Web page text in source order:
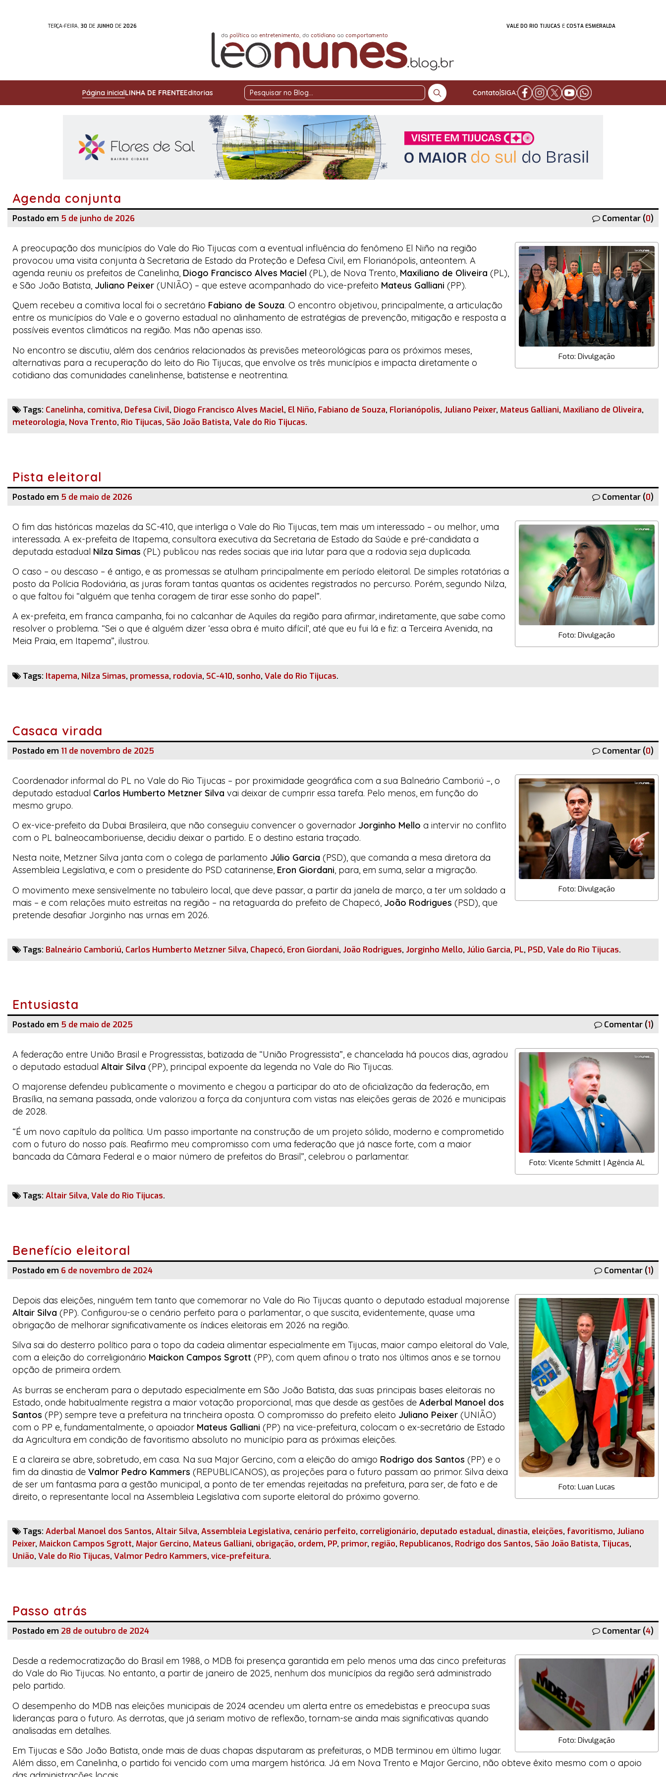
TERÇA-FEIRA, 30 DE JUNHO DE 2026 VALE DO RIO TIJUCAS E COSTA ESMERALDA
Página inicialLINHA DE FRENTEEditorias
Pesquisar
Blog
Contato SIGA:
Agenda conjunta
Postado em 5 de junho de 2026 Comentar (0)
Foto: Divulgação
A preocupação dos municípios do Vale do Rio Tijucas com a eventual influência do fenômeno El Niño na região
provocou uma visita conjunta à Secretaria de Estado da Proteção e Defesa Civil, em Florianópolis, anteontem. A
agenda reuniu os prefeitos de Canelinha, Diogo Francisco Alves Maciel (PL), de Nova Trento, Maxiliano de Oliveira (PL),
e São João Batista, Juliano Peixer (UNIÃO) – que esteve acompanhado do vice-prefeito Mateus Galliani (PP).
Quem recebeu a comitiva local foi o secretário Fabiano de Souza. O encontro objetivou, principalmente, a articulação
entre os municípios do Vale e o governo estadual no alinhamento de estratégias de prevenção, mitigação e resposta a
possíveis eventos climáticos na região. Mas não apenas isso.
No encontro se discutiu, além dos cenários relacionados às previsões meteorológicas para os próximos meses,
alternativas para a recuperação do leito do Rio Tijucas, que envolve os três municípios e impacta diretamente o
cotidiano das comunidades canelinhense, batistense e neotrentina.
Tags: Canelinha, comitiva, Defesa Civil, Diogo Francisco Alves Maciel, El Niño, Fabiano de Souza, Florianópolis, Juliano Peixer, Mateus Galliani, Maxiliano de Oliveira,
meteorologia, Nova Trento, Rio Tijucas, São João Batista, Vale do Rio Tijucas.
Pista eleitoral
Postado em 5 de maio de 2026 Comentar (0)
Foto: Divulgação
O fim das históricas mazelas da SC-410, que interliga o Vale do Rio Tijucas, tem mais um interessado – ou melhor, uma
interessada. A ex-prefeita de Itapema, consultora executiva da Secretaria de Estado da Saúde e pré-candidata a
deputada estadual Nilza Simas (PL) publicou nas redes sociais que iria lutar para que a rodovia seja duplicada.
O caso – ou descaso – é antigo, e as promessas se atulham principalmente em período eleitoral. De simples rotatórias a
posto da Polícia Rodoviária, as juras foram tantas quantas os acidentes registrados no percurso. Porém, segundo Nilza,
o que faltou foi “alguém que tenha coragem de tirar esse sonho do papel”.
A ex-prefeita, em franca campanha, foi no calcanhar de Aquiles da região para afirmar, indiretamente, que sabe como
resolver o problema. “Sei o que é alguém dizer ‘essa obra é muito difícil’, até que eu fui lá e fiz: a Terceira Avenida, na
Meia Praia, em Itapema”, ilustrou.
Tags: Itapema, Nilza Simas, promessa, rodovia, SC-410, sonho, Vale do Rio Tijucas.
Casaca virada
Postado em 11 de novembro de 2025 Comentar (0)
Foto: Divulgação
Coordenador informal do PL no Vale do Rio Tijucas – por proximidade geográfica com a sua Balneário Camboriú –, o
deputado estadual Carlos Humberto Metzner Silva vai deixar de cumprir essa tarefa. Pelo menos, em função do
mesmo grupo.
O ex-vice-prefeito da Dubai Brasileira, que não conseguiu convencer o governador Jorginho Mello a intervir no conflito
com o PL balneocamboriuense, decidiu deixar o partido. E o destino estaria traçado.
Nesta noite, Metzner Silva janta com o colega de parlamento Júlio Garcia (PSD), que comanda a mesa diretora da
Assembleia Legislativa, e com o presidente do PSD catarinense, Eron Giordani, para, em suma, selar a migração.
O movimento mexe sensivelmente no tabuleiro local, que deve passar, a partir da janela de março, a ter um soldado a
mais – e com relações muito estreitas na região – na retaguarda do prefeito de Chapecó, João Rodrigues (PSD), que
pretende desafiar Jorginho nas urnas em 2026.
Tags: Balneário Camboriú, Carlos Humberto Metzner Silva, Chapecó, Eron Giordani, João Rodrigues, Jorginho Mello, Júlio Garcia, PL, PSD, Vale do Rio Tijucas.
Entusiasta
Postado em 5 de maio de 2025 Comentar (1)
Foto: Vicente Schmitt | Agência AL
A federação entre União Brasil e Progressistas, batizada de “União Progressista”, e chancelada há poucos dias, agradou
o deputado estadual Altair Silva (PP), principal expoente da legenda no Vale do Rio Tijucas.
O majorense defendeu publicamente o movimento e chegou a participar do ato de oficialização da federação, em
Brasília, na semana passada, onde valorizou a força da conjuntura com vistas nas eleições gerais de 2026 e municipais
de 2028.
“É um novo capítulo da política. Um passo importante na construção de um projeto sólido, moderno e comprometido
com o futuro do nosso país. Reafirmo meu compromisso com uma federação que já nasce forte, com a maior
bancada da Câmara Federal e o maior número de prefeitos do Brasil”, celebrou o parlamentar.
Tags: Altair Silva, Vale do Rio Tijucas.
Benefício eleitoral
Postado em 6 de novembro de 2024 Comentar (1)
Foto: Luan Lucas
Depois das eleições, ninguém tem tanto que comemorar no Vale do Rio Tijucas quanto o deputado estadual majorense
Altair Silva (PP). Configurou-se o cenário perfeito para o parlamentar, o que suscita, evidentemente, quase uma
obrigação de melhorar significativamente os índices eleitorais em 2026 na região.
Silva sai do desterro político para o topo da cadeia alimentar especialmente em Tijucas, maior campo eleitoral do Vale,
com a eleição do correligionário Maickon Campos Sgrott (PP), com quem afinou o trato nos últimos anos e se tornou
opção de primeira ordem.
As burras se encheram para o deputado especialmente em São João Batista, das suas principais bases eleitorais no
Estado, onde habitualmente registra a maior votação proporcional, mas que desde as gestões de Aderbal Manoel dos
Santos (PP) sempre teve a prefeitura na trincheira oposta. O compromisso do prefeito eleito Juliano Peixer (UNIÃO)
com o PP e, fundamentalmente, o apoiador Mateus Galliani (PP) na vice-prefeitura, colocam o ex-secretário de Estado
da Agricultura em condição de favoritismo absoluto no município para as próximas eleições.
E a clareira se abre, sobretudo, em casa. Na sua Major Gercino, com a eleição do amigo Rodrigo dos Santos (PP) e o
fim da dinastia de Valmor Pedro Kammers (REPUBLICANOS), as projeções para o futuro passam ao primor. Silva deixa
de ser um fantasma para a gestão municipal, a ponto de ter emendas rejeitadas na prefeitura, para ser, de fato e de
direito, o representante local na Assembleia Legislativa com suporte eleitoral do próximo governo.
Tags: Aderbal Manoel dos Santos, Altair Silva, Assembleia Legislativa, cenário perfeito, correligionário, deputado estadual, dinastia, eleições, favoritismo, Juliano
Peixer, Maickon Campos Sgrott, Major Gercino, Mateus Galliani, obrigação, ordem, PP, primor, região, Republicanos, Rodrigo dos Santos, São João Batista, Tijucas,
União, Vale do Rio Tijucas, Valmor Pedro Kammers, vice-prefeitura.
Passo atrás
Postado em 28 de outubro de 2024 Comentar (4)
Foto: Divulgação
Desde a redemocratização do Brasil em 1988, o MDB foi presença garantida em pelo menos uma das cinco prefeituras
do Vale do Rio Tijucas. No entanto, a partir de janeiro de 2025, nenhum dos municípios da região será administrado
pelo partido.
O desempenho do MDB nas eleições municipais de 2024 acendeu um alerta entre os emedebistas e preocupa suas
lideranças para o futuro. As derrotas, que já seriam motivo de reflexão, tornam-se ainda mais significativas quando
analisadas em detalhes.
Em Tijucas e São João Batista, onde mais de duas chapas disputaram as prefeituras, o MDB terminou em último lugar.
Além disso, em Canelinha, o partido foi vencido com uma margem histórica. Já em Nova Trento e Major Gercino, não obteve êxito mesmo com o apoio